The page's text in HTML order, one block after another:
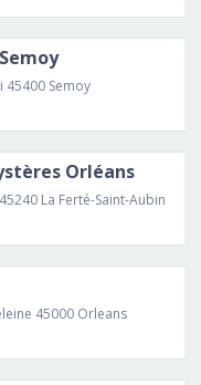
45400 Semoy
Orléans
La Ferté-Saint-Aubin
45000 Orleans